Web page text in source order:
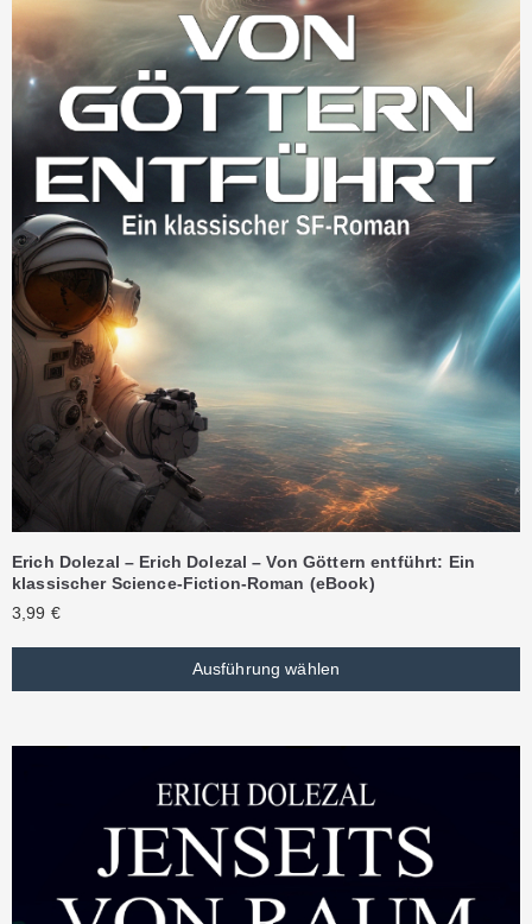
Erich Dolezal – Erich Dolezal – Von Göttern entführt: Ein
klassischer Science-Fiction-Roman (eBook)
3,99 €
Ausführung wählen